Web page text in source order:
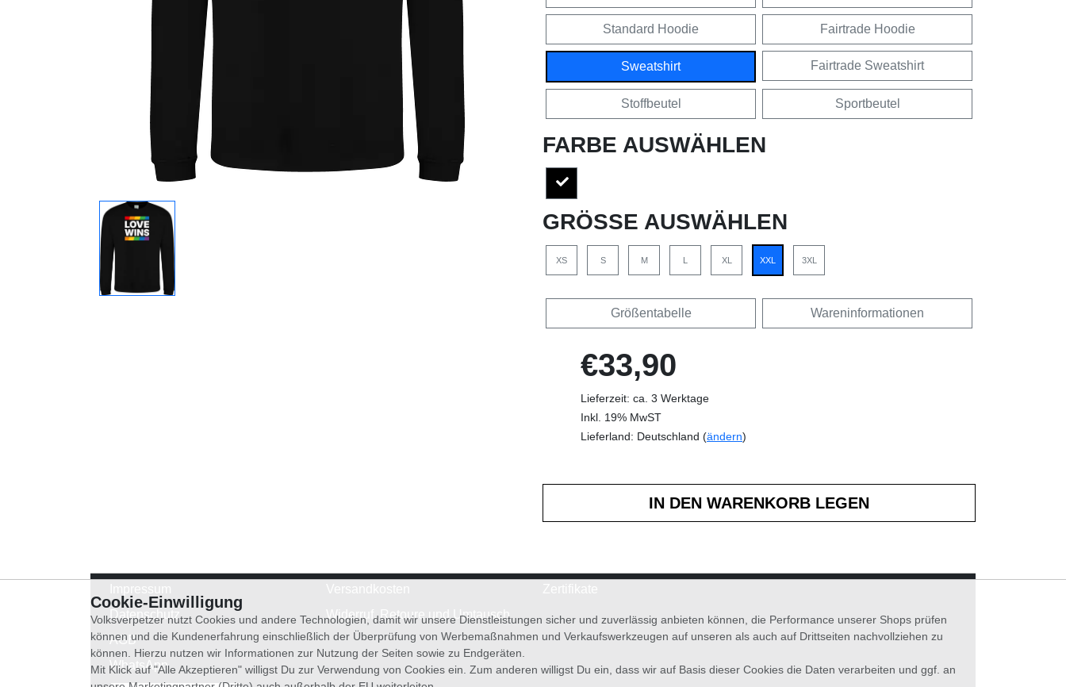
Standard Hoodie Fairtrade Hoodie
Sweatshirt Fairtrade Sweatshirt
Stoffbeutel Sportbeutel
FARBE AUSWÄHLEN
GRÖSSE AUSWÄHLEN
XS S M L XL XXL 3XL
Größentabelle Wareninformationen
€33,90
Lieferzeit: ca. 3 Werktage
Inkl. 19% MwST
Lieferland: Deutschland (ändern)
Datenschutz
AGB
WhatsApp
Widerruf, Retoure und Umtausch
Cookie-Einwilligung
Volksverpetzer nutzt Cookies und andere Technologien, damit wir unsere Dienstleistungen sicher und zuverlässig anbieten können, die Performance unserer Shops prüfen
können und die Kundenerfahrung einschließlich der Überprüfung von Werbemaßnahmen und Verkaufswerkzeugen auf unseren als auch auf Drittseiten nachvollziehen zu
können. Hierzu nutzen wir Informationen zur Nutzung der Seiten sowie zu Endgeräten.
Mit Klick auf "Alle Akzeptieren" willigst Du zur Verwendung von Cookies ein. Zum anderen willigst Du ein, dass wir auf Basis dieser Cookies die Daten verarbeiten und ggf. an